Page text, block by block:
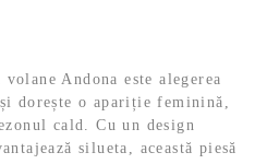
l
e
i
e
i
.
Andona este alegerea
dorește o apariție feminină,
cald. Cu un design
silueta, această piesă